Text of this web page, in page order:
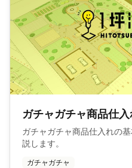
ガチャガチャ商品仕
ガチャガチャ商品仕入れの
説します。
ガチャガチャ